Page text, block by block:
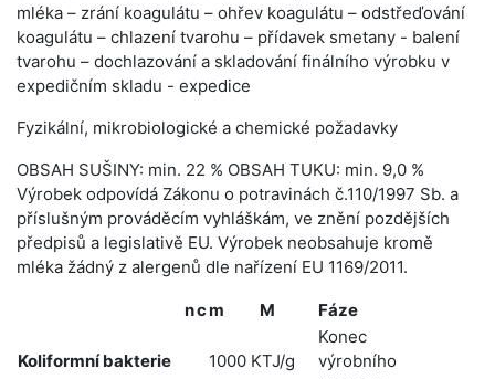
mléka – zrání koagulátu – ohřev koagulátu – odstřeďování
koagulátu – chlazení tvarohu – přídavek smetany - balení
tvarohu – dochlazování a skladování finálního výrobku v
expedičním skladu - expedice
Fyzikální, mikrobiologické a chemické požadavky
OBSAH SUŠINY: min. 22 % OBSAH TUKU: min. 9,0 %
Výrobek odpovídá Zákonu o potravinách č.110/1997 Sb. a
příslušným prováděcím vyhláškám, ve znění pozdějších
předpisů a legislativě EU. Výrobek neobsahuje kromě
mléka žádný z alergenů dle nařízení EU 1169/2011.
ncm M Fáze
Koliformní bakterie 1000 KTJ/g
Konec
výrobního